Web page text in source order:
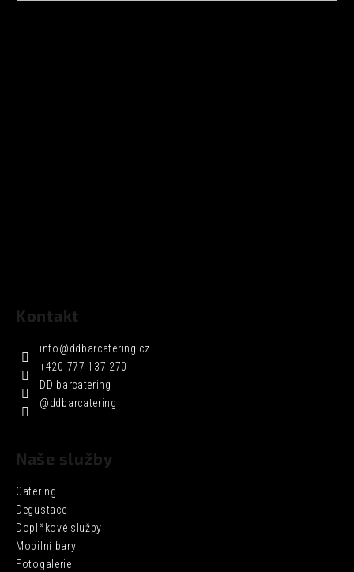
Kontakt
info@ddbarcatering.cz
+420 777 137 270
DD barcatering
@ddbarcatering
Naše služby
Catering
Degustace
Doplňkové služby
Mobilní bary
Fotogalerie